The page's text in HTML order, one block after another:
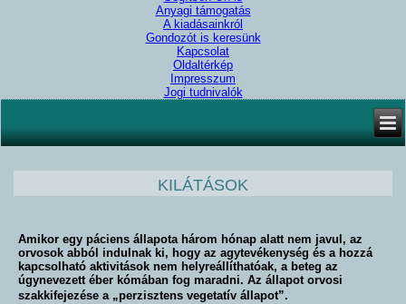
Anyagi támogatás
A kiadásainkról
Gondozót is keresünk
Kapcsolat
Oldaltérkép
Impresszum
Jogi tudnivalók
KILÁTÁSOK
Amikor egy páciens állapota három hónap alatt nem javul, az
orvosok abból indulnak ki, hogy az agytevékenység és a hozzá
kapcsolható aktivitások nem helyreállíthatóak, a beteg az
úgynevezett éber kómában fog maradni. Az állapot orvosi
szakkifejezése a „perzisztens vegetatív állapot”.